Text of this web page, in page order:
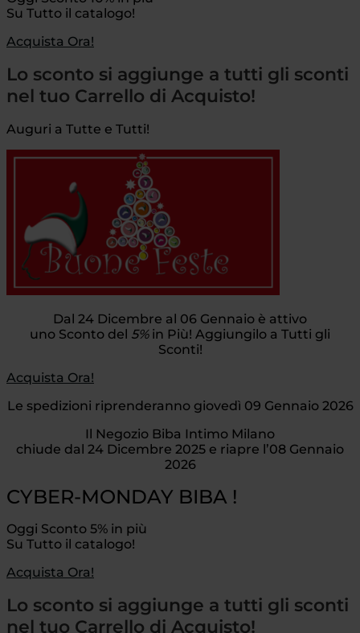
Su Tutto il catalogo!
Acquista Ora!
Lo sconto si aggiunge a tutti gli sconti
nel tuo Carrello di Acquisto!
Auguri a Tutte e Tutti!
Dal 24 Dicembre al 06 Gennaio è attivo
uno Sconto del 5%in Più! Aggiungilo a Tutti gli
Sconti!
Acquista Ora!
Le spedizioni riprenderanno giovedì 09 Gennaio 2026
Il Negozio Biba Intimo Milano
chiude dal 24 Dicembre 2025 e riapre l’08 Gennaio
2026
CYBER-MONDAY BIBA !
Oggi Sconto 5% in più
Su Tutto il catalogo!
Acquista Ora!
Lo sconto si aggiunge a tutti gli sconti
nel tuo Carrello di Acquisto!